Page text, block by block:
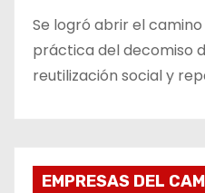
Se logró abrir el
práctica del decomiso
reutilización social y
EMPRESAS DEL